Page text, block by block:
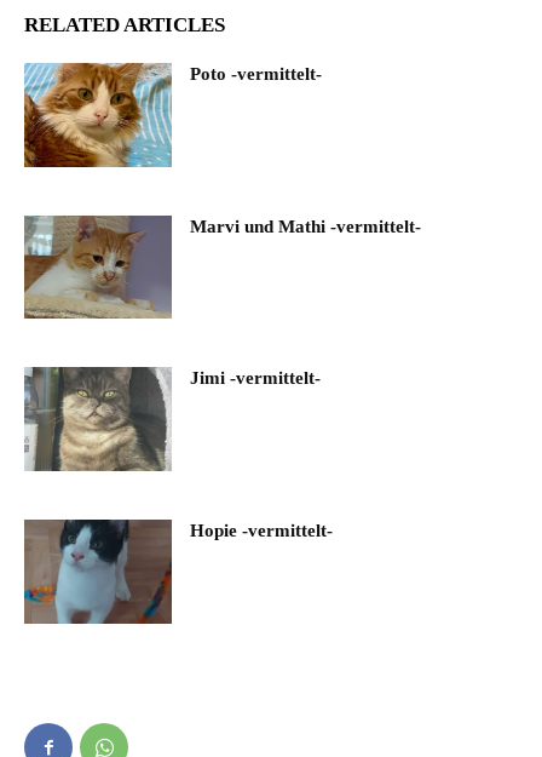
RELATED ARTICLES
Poto -vermittelt-
Marvi und Mathi -vermittelt-
Jimi -vermittelt-
Hopie -vermittelt-